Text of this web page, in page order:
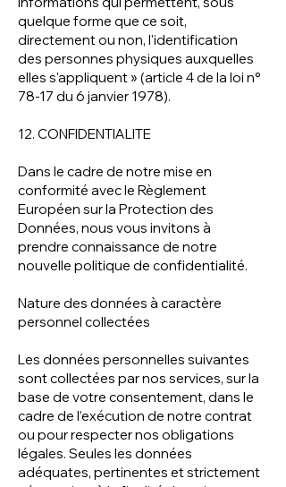
quelque forme que ce soit,
directement ou non, l'identification
des personnes physiques auxquelles
elles s'appliquent » (article 4 de la loi n°
78-17 du 6 janvier 1978).
12. CONFIDENTIALITE
Dans le cadre de notre mise en
conformité avec le Règlement
Européen sur la Protection des
Données, nous vous invitons à
prendre connaissance de notre
nouvelle politique de confidentialité.
Nature des données à caractère
personnel collectées
Les données personnelles suivantes
sont collectées par nos services, sur la
base de votre consentement, dans le
cadre de l’exécution de notre contrat
ou pour respecter nos obligations
légales. Seules les données
adéquates, pertinentes et strictement